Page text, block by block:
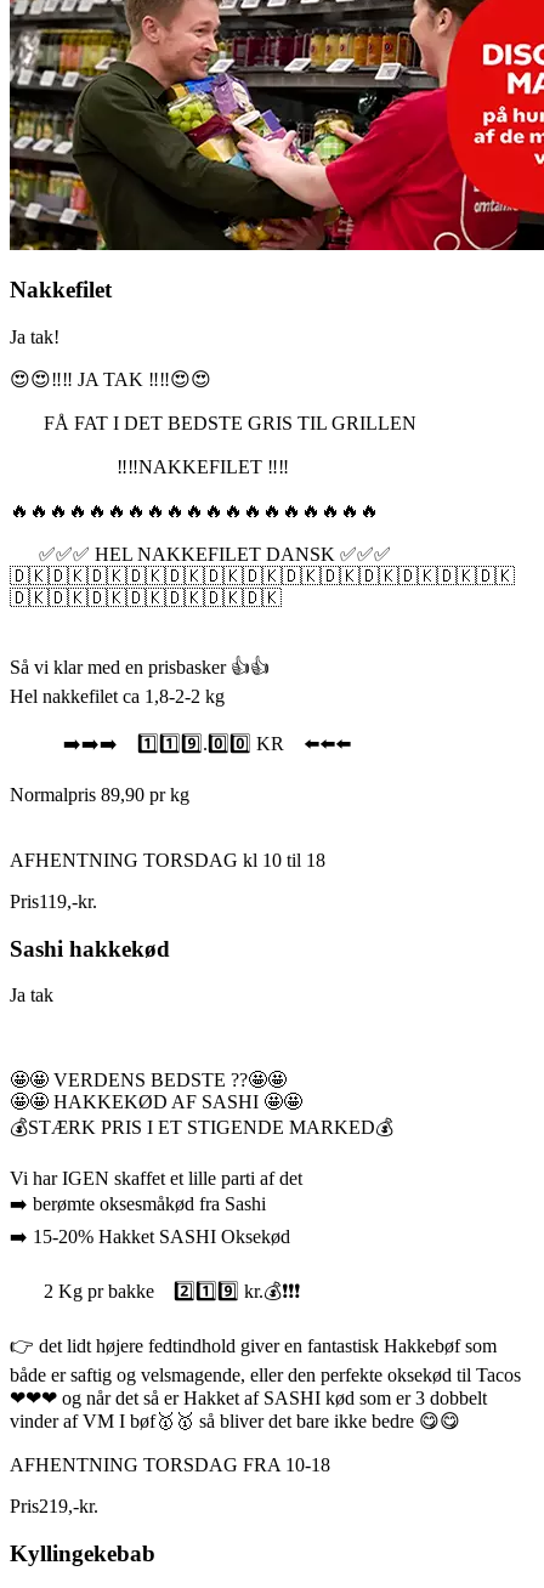
Nakkefilet
Ja tak!
😍😍‼️‼️ JA TAK ‼️‼️😍😍
FÅ FAT I DET BEDSTE GRIS TIL GRILLEN
‼️‼️NAKKEFILET ‼️‼️
🔥🔥🔥🔥🔥🔥🔥🔥🔥🔥🔥🔥🔥🔥🔥🔥🔥🔥🔥
✅✅✅ HEL NAKKEFILET DANSK ✅✅✅
🇩🇰🇩🇰🇩🇰🇩🇰🇩🇰🇩🇰🇩🇰🇩🇰🇩🇰🇩🇰🇩🇰🇩🇰🇩🇰
🇩🇰🇩🇰🇩🇰🇩🇰🇩🇰🇩🇰🇩🇰
Så vi klar med en prisbasker 👍👍
Hel nakkefilet ca 1,8-2-2 kg
➡️➡️➡️ 1️⃣1️⃣9️⃣.0️⃣0️⃣ KR ⬅️⬅️⬅️
Normalpris 89,90 pr kg
AFHENTNING TORSDAG kl 10 til 18
Pris119,-kr.
Sashi hakkekød
Ja tak
🤩🤩 VERDENS BEDSTE ??🤩🤩
🤩🤩 HAKKEKØD AF SASHI 🤩🤩
💰STÆRK PRIS I ET STIGENDE MARKED💰
Vi har IGEN skaffet et lille parti af det
➡️ berømte oksesmåkød fra Sashi
➡️ 15-20% Hakket SASHI Oksekød
2 Kg pr bakke 2️⃣1️⃣9️⃣ kr.💰❗❗❗
👉 det lidt højere fedtindhold giver en fantastisk Hakkebøf som
både er saftig og velsmagende, eller den perfekte oksekød til Tacos
❤❤❤ og når det så er Hakket af SASHI kød som er 3 dobbelt
vinder af VM I bøf🥇🥇 så bliver det bare ikke bedre 😋😋
AFHENTNING TORSDAG FRA 10-18
Pris219,-kr.
Kyllingekebab